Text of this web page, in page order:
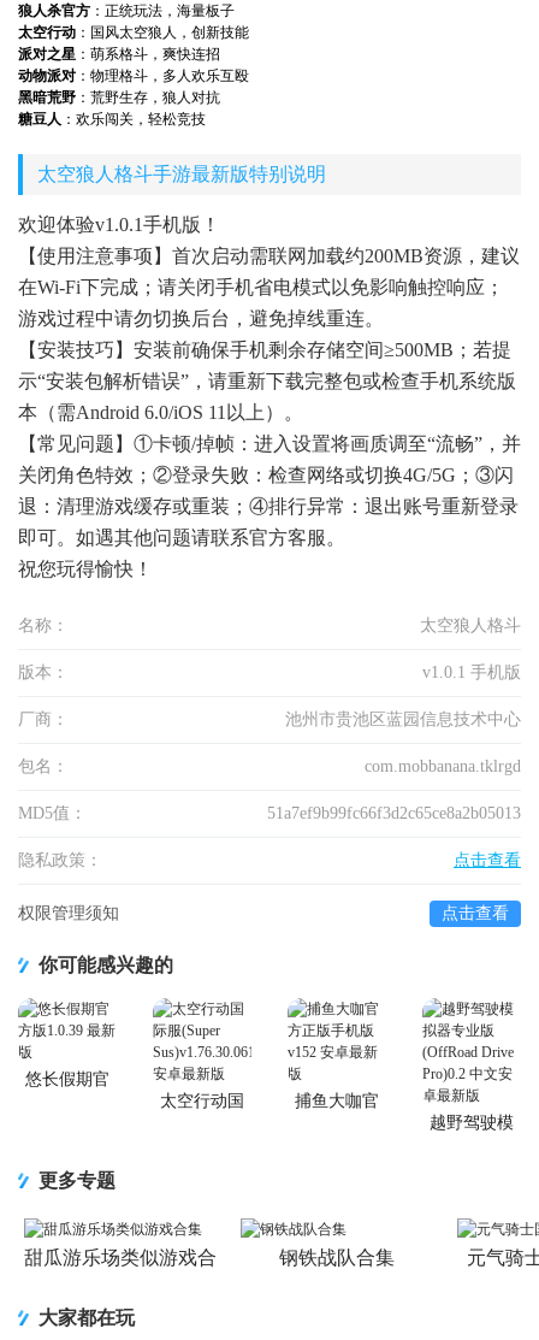
狼人杀官方 ：正统玩法，海量板子
太空行动 ：国风太空狼人，创新技能
派对之星 ：萌系格斗，爽快连招
动物派对 ：物理格斗，多人欢乐互殴
黑暗荒野 ：荒野生存，狼人对抗
糖豆人 ：欢乐闯关，轻松竞技
太空狼人格斗手游最新版特别说明
欢迎体验v1.0.1手机版！
【使用注意事项】首次启动需联网加载约200MB资源，建议
在Wi-Fi下完成；请关闭手机省电模式以免影响触控响应；
游戏过程中请勿切换后台，避免掉线重连。
【安装技巧】安装前确保手机剩余存储空间≥500MB；若提
示“安装包解析错误”，请重新下载完整包或检查手机系统版
本（需Android 6.0/iOS 11以上）。
【常见问题】①卡顿/掉帧：进入设置将画质调至“流畅”，并
关闭角色特效；②登录失败：检查网络或切换4G/5G；③闪
退：清理游戏缓存或重装；④排行异常：退出账号重新登录
即可。如遇其他问题请联系官方客服。
祝您玩得愉快！
名称： 太空狼人格斗
版本： v1.0.1 手机版
厂商： 池州市贵池区蓝园信息技术中心
包名： com.mobbanana.tklrgd
MD5值： 51a7ef9b99fc66f3d2c65ce8a2b05013
隐私政策： 点击查看
权限管理须知 点击查看
你可能感兴趣的
悠长假期官
太空行动国
捕鱼大咖官
越野驾驶模
更多专题
甜瓜游乐场类似游戏合
钢铁战队合集 元气骑
大家都在玩